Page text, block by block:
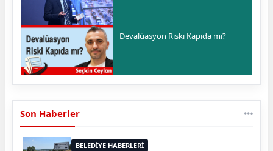
Devalüasyon Riski Kapıda mı?
Son Haberler
BELEDİYE HABERLERİ